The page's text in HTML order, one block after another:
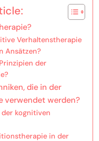
Verhaltenstherapie
Ansätzen?
der
die in der
verwendet werden?
kognitiven
in der